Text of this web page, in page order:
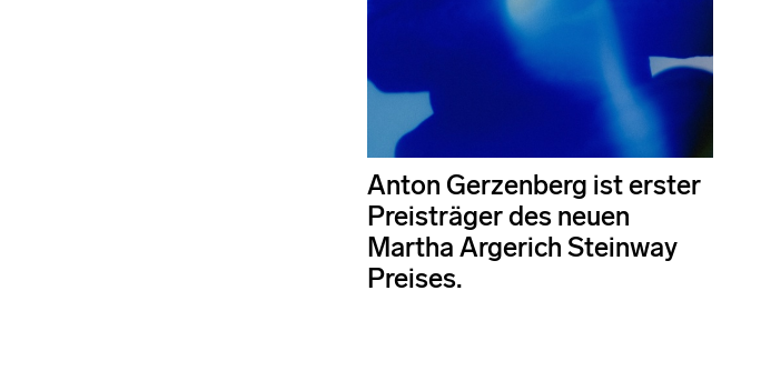
Anton Gerzenberg ist erster
Preisträger des neuen
Martha Argerich Steinway
Preises.